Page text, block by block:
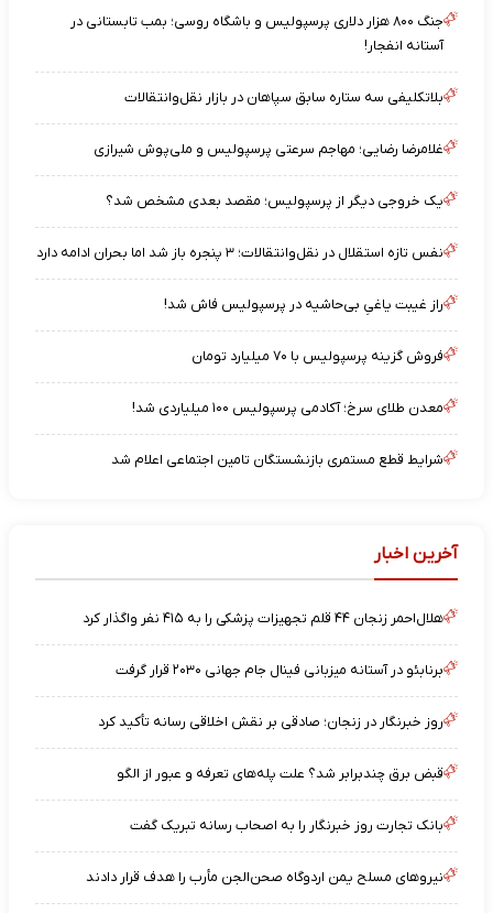
جنگ ۸۰۰ هزار دلاری پرسپولیس و باشگاه روسی؛ بمب تابستانی در
آستانه انفجار!
بلاتکلیفی سه ستاره سابق سپاهان در بازار نقل‌وانتقالات
غلامرضا رضایی؛ مهاجم سرعتی پرسپولیس و ملی‌پوش شیرازی
یک خروجی دیگر از پرسپولیس؛ مقصد بعدی مشخص شد؟
نفس تازه استقلال در نقل‌وانتقالات؛ ۳ پنجره باز شد اما بحران ادامه دارد
راز غیبت یاغیِ بی‌حاشیه در پرسپولیس فاش شد!
فروش گزینه پرسپولیس با ۷۰ میلیارد تومان
معدن طلای سرخ؛ آکادمی پرسپولیس ۱۰۰ میلیاردی شد!
شرایط قطع مستمری بازنشستگان تامین اجتماعی اعلام شد
آخرین اخبار
هلال‌احمر زنجان ۴۴ قلم تجهیزات پزشکی را به ۴۱۵ نفر واگذار کرد
برنابئو در آستانه میزبانی فینال جام جهانی ۲۰۳۰ قرار گرفت
روز خبرنگار در زنجان؛ صادقی بر نقش اخلاقی رسانه تأکید کرد
قبض برق چندبرابر شد؟ علت پله‌های تعرفه و عبور از الگو
بانک تجارت روز خبرنگار را به اصحاب رسانه تبریک گفت
نیروهای مسلح یمن اردوگاه صحن‌الجن مأرب را هدف قرار دادند